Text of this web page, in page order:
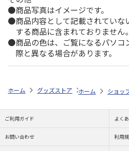
商品写真はイメージです。
商品内容として記載されてい
する商品に含まれておりません。
商品の色は、ご覧になるパソコ
際と異なる場合があります。
ホーム グッズストア スポーツ・スポ
ホーム ショッ
ご利用ガイド よく
お問い合わせ 利用